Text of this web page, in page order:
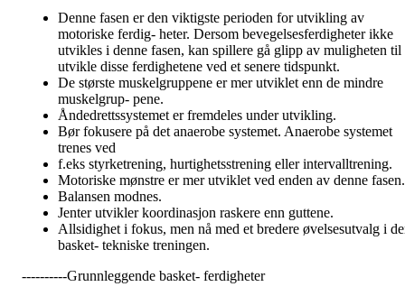
Denne fasen er den viktigste perioden for utvikling av
motoriske ferdig- heter. Dersom bevegelsesferdigheter ikke
utvikles i denne fasen, kan spillere gå glipp av muligheten til
utvikle disse ferdighetene ved et senere tidspunkt.
De største muskelgruppene er mer utviklet enn de mindre
muskelgrup- pene.
Åndedrettssystemet er fremdeles under utvikling.
Bør fokusere på det anaerobe systemet. Anaerobe systemet
trenes ved
f.eks styrketrening, hurtighetsstrening eller intervalltrening.
Motoriske mønstre er mer utviklet ved enden av denne fasen.
Balansen modnes.
Jenter utvikler koordinasjon raskere enn guttene.
Allsidighet i fokus, men nå med et bredere øvelsesutvalg i
basket- tekniske treningen.
----------Grunnleggende basket- ferdigheter